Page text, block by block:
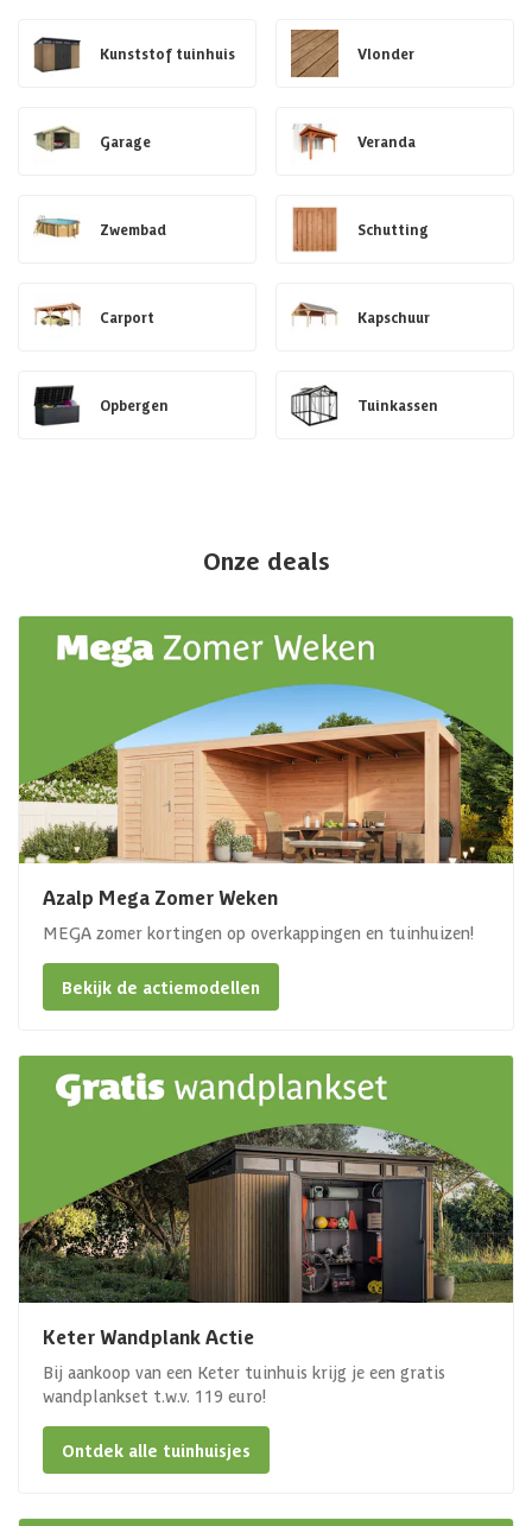
Kunststof tuinhuis Vlonder
Garage Veranda
Zwembad Schutting
Carport Kapschuur
Opbergen Tuinkassen
Onze deals
Azalp Mega Zomer Weken
MEGA zomer kortingen op overkappingen en tuinhuizen!
Bekijk de actiemodellen
Keter Wandplank Actie
Bij aankoop van een Keter tuinhuis krijg je een gratis
wandplankset t.w.v. 119 euro!
Ontdek alle tuinhuisjes